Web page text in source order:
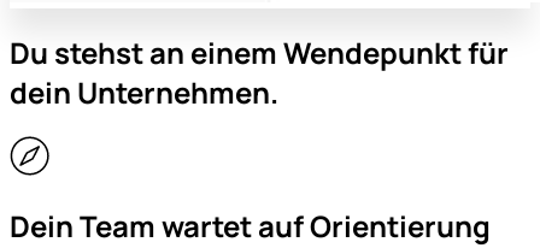
Du stehst an einem Wendepunkt für
dein Unternehmen.
Dein Team wartet auf Orientierung